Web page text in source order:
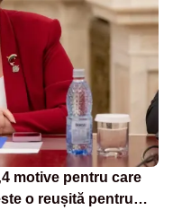
motive pentru care
o reușită pentru